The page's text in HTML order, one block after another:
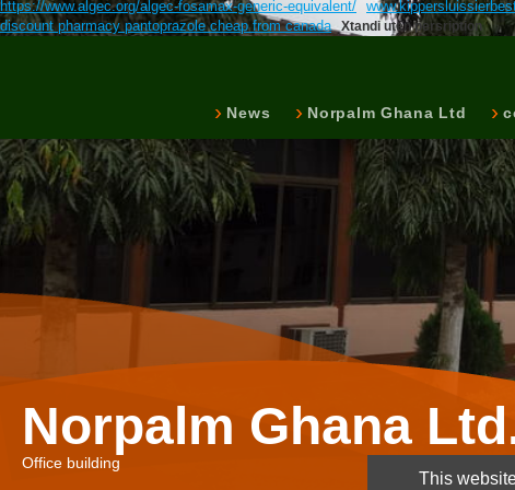
https://www.algec.org/algec-fosamax-generic-equivalent/
discount pharmacy pantoprazole cheap from canada
Xtandi uten persription
News Norpalm Ghana Ltd
Norpalm Ghana
Office building
This